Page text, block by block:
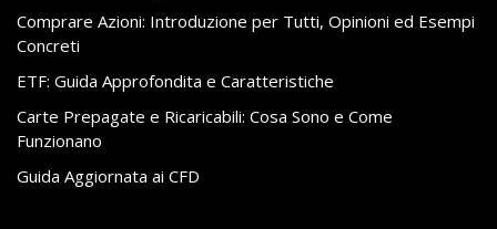
Comprare Azioni: Introduzione per Tutti, Opinioni ed Esempi
Concreti
ETF: Guida Approfondita e Caratteristiche
Carte Prepagate e Ricaricabili: Cosa Sono e Come
Funzionano
Guida Aggiornata ai CFD